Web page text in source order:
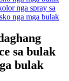
sa bulak
bulak